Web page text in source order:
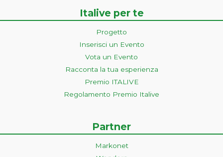
Italive per te
Progetto
Inserisci un Evento
Vota un Evento
Racconta la tua esperienza
Premio ITALIVE
Regolamento Premio Italive
Partner
Markonet